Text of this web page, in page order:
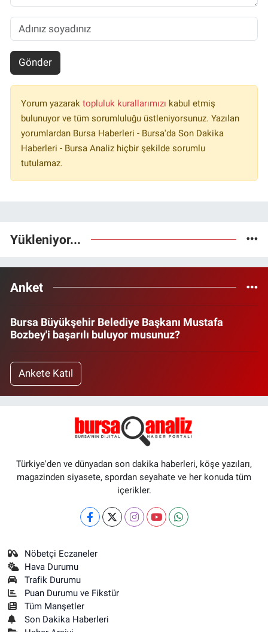
Gönder
Yorum yazarak topluluk kurallarımızı kabul etmiş
bulunuyor ve tüm sorumluluğu üstleniyorsunuz. Yazılan
yorumlardan Bursa Haberleri - Bursa'da Son Dakika
Haberleri - Bursa Analiz hiçbir şekilde sorumlu
tutulamaz.
Yükleniyor...
Anket
Bursa Büyükşehir Belediye Başkanı Mustafa
Bozbey'i başarılı buluyor musunuz?
Ankete Katıl
Türkiye'den ve dünyadan son dakika haberleri, köşe yazıları,
magazinden siyasete, spordan seyahate ve her konuda tüm
içerikler.
Nöbetçi Eczaneler
Hava Durumu
Trafik Durumu
Puan Durumu ve Fikstür
Tüm Manşetler
Son Dakika Haberleri